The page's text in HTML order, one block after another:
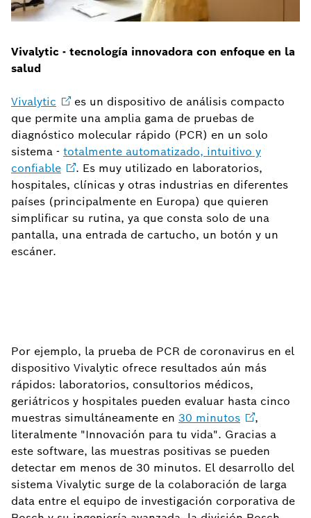
Vivalytic - tecnología innovadora con enfoque en la
salud
Vivalytic
es un dispositivo de análisis compacto
que permite una amplia gama de pruebas de
diagnóstico molecular rápido (PCR) en un solo
sistema - totalmente automatizado, intuitivo y
confiable
. Es muy utilizado en laboratorios,
hospitales, clínicas y otras industrias en diferentes
países (principalmente en Europa) que quieren
simplificar su rutina, ya que consta solo de una
pantalla, una entrada de cartucho, un botón y un
escáner.
Por ejemplo, la prueba de PCR de coronavirus en el
dispositivo Vivalytic ofrece resultados aún más
rápidos: laboratorios, consultorios médicos,
geriátricos y hospitales pueden evaluar hasta cinco
muestras simultáneamente en 30 minutos
,
literalmente "Innovación para tu vida". Gracias a
este software, las muestras positivas se pueden
detectar em menos de 30 minutos. El desarrollo del
sistema Vivalytic surge de la colaboración de larga
data entre el equipo de investigación corporativa de